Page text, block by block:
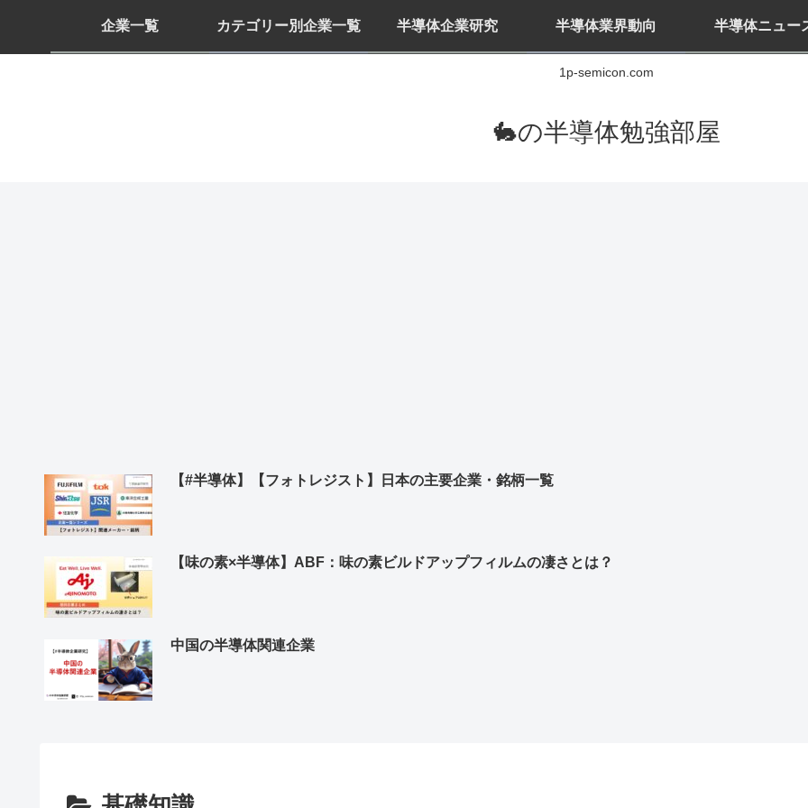
1p-semicon.com
🐇の半導体勉強部屋
企業一覧 カテゴリー別企業一覧 半導体企業研究 半導体業界動向 半導体ニュー
【#半導体】【フォトレジスト】日本の主要企業・銘柄一覧
【味の素×半導体】ABF：味の素ビルドアップフィルムの凄さとは？
中国の半導体関連企業